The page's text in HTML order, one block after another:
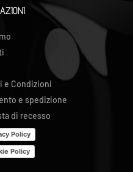
e Condizioni
e spedizione
di recesso
Policy
Policy